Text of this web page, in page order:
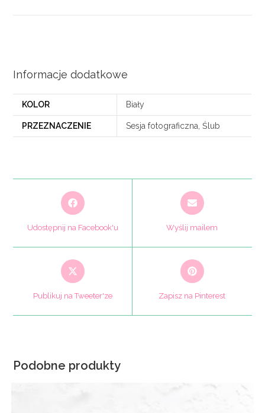
Informacje dodatkowe
KOLOR Biały
PRZEZNACZENIE Sesja fotograficzna, Ślub
Opens
in
new
window
Udostępnij na Facebook'u
Opens
in
new
window
Wyślij mailem
Opens
in
new
window
Publikuj na Tweeter'ze
Opens
in
window
Zapisz na Pinterest
Podobne produkty